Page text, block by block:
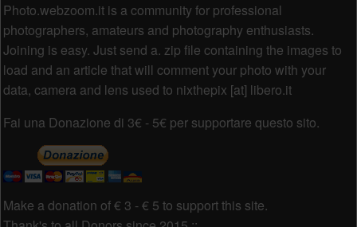
Photo.webzoom.it is a community for professional
photographers, amateurs and photography enthusiasts.
Joining is easy. Just send a. zip file containing the images to
load and an article that will comment your photo with your
data, camera and lens used to nixthepix [at] libero.it
Fai una Donazione di 3€ - 5€ per supportare questo sito.
Make a donation of € 3 - € 5 to support this site.